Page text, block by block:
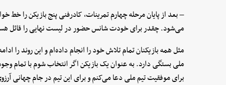
– بعد از پایان مرحله چهارم تمرینات، کادرفنی پنج بازیکن را
می‌شود. چقدر برای خودت شانس حضور در لیست نهایی را قائل
مثل همه بازیکنان تمام تلاش خود را انجام داده‌ام و این روند را
ملی بستگی دارد. به عنوان یک بازیکن‌ اگر انتخاب شوم با تمام
برای موفقیت تیم ملی دعا می‌کنم و برای این تیم در جام چهانی